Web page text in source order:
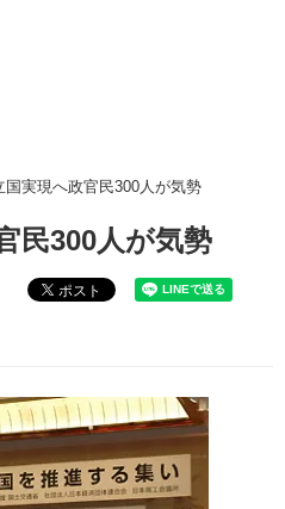
国実現へ政官民300人が気勢
民300人が気勢
ポスト